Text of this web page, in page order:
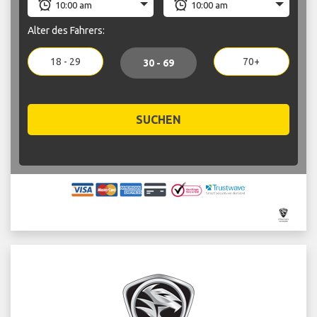
Alter des Fahrers:
18 - 29 30 - 69 70+
SUCHEN